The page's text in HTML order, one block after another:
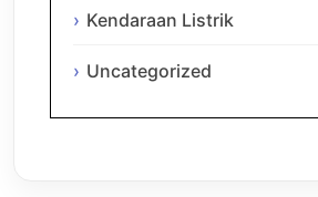
Kendaraan Listrik
Uncategorized